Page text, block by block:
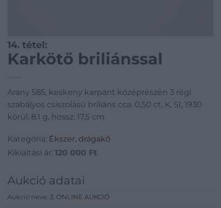
14. tétel:
Karkötő briliánssal
Arany 585, keskeny karpánt középrészén 3 régi
szabályos csiszolású briliáns cca. 0,50 ct, K, SI, 1930
körül, 8,1 g, hossz: 17,5 cm
Kategória: Ékszer, drágakő
Kikiáltási ár: 120 000 Ft
Aukció adatai
Aukció neve: 2. ONLINE AUKCIÓ